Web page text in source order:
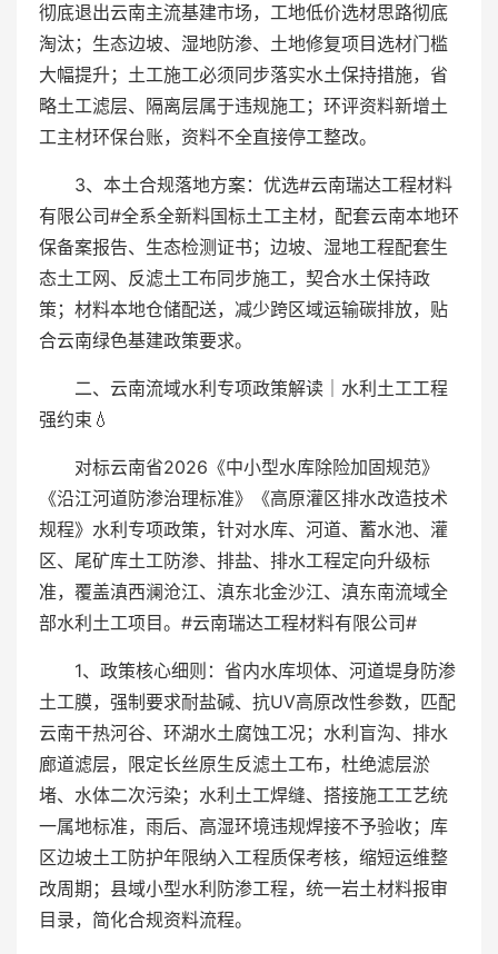
彻底退出云南主流基建市场，工地低价选材思路彻底
淘汰；生态边坡、湿地防渗、土地修复项目选材门槛
大幅提升；土工施工必须同步落实水土保持措施，省
略土工滤层、隔离层属于违规施工；环评资料新增土
工主材环保台账，资料不全直接停工整改。
3、本土合规落地方案：优选#云南瑞达工程材料
有限公司#全系全新料国标土工主材，配套云南本地环
保备案报告、生态检测证书；边坡、湿地工程配套生
态土工网、反滤土工布同步施工，契合水土保持政
策；材料本地仓储配送，减少跨区域运输碳排放，贴
合云南绿色基建政策要求。
二、云南流域水利专项政策解读｜水利土工工程
强约束💧
对标云南省2026《中小型水库除险加固规范》
《沿江河道防渗治理标准》《高原灌区排水改造技术
规程》水利专项政策，针对水库、河道、蓄水池、灌
区、尾矿库土工防渗、排盐、排水工程定向升级标
准，覆盖滇西澜沧江、滇东北金沙江、滇东南流域全
部水利土工项目。#云南瑞达工程材料有限公司#
1、政策核心细则：省内水库坝体、河道堤身防渗
土工膜，强制要求耐盐碱、抗UV高原改性参数，匹配
云南干热河谷、环湖水土腐蚀工况；水利盲沟、排水
廊道滤层，限定长丝原生反滤土工布，杜绝滤层淤
堵、水体二次污染；水利土工焊缝、搭接施工工艺统
一属地标准，雨后、高湿环境违规焊接不予验收；库
区边坡土工防护年限纳入工程质保考核，缩短运维整
改周期；县域小型水利防渗工程，统一岩土材料报审
目录，简化合规资料流程。